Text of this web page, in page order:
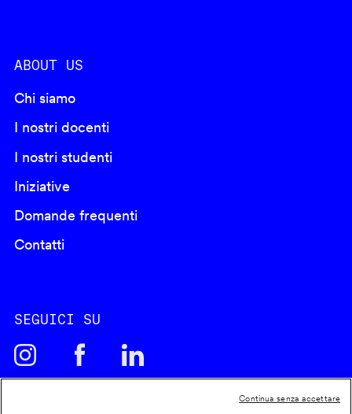
ABOUT US
Chi siamo
I nostri docenti
I nostri studenti
Iniziative
Domande frequenti
Contatti
SEGUICI SU
Continua senza accettare